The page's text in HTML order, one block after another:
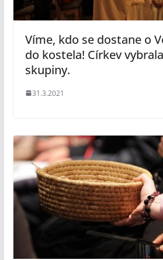
Víme, kdo se dostane o
do kostela! Církev
skupiny.
31.3.2021